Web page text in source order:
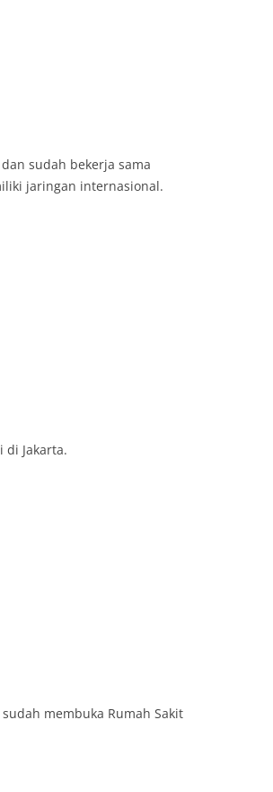
sudah bekerja sama
jaringan internasional.
di Jakarta.
membuka Rumah Sakit